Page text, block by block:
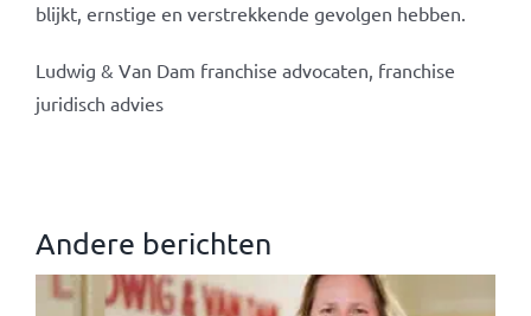
blijkt, ernstige en verstrekkende gevolgen hebben.
Ludwig & Van Dam franchise advocaten, franchise
juridisch advies
Andere berichten